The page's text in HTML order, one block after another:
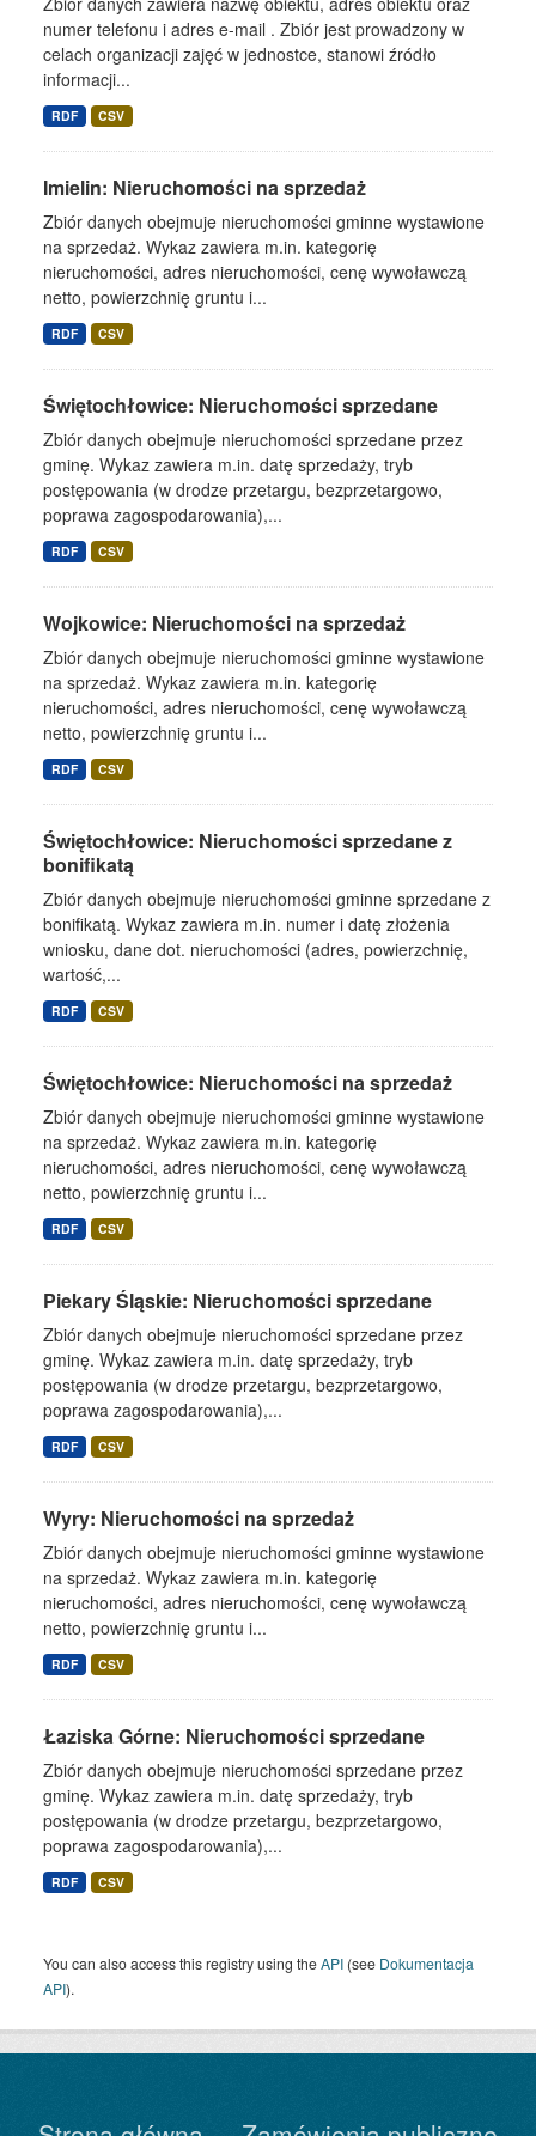
numer telefonu i adres e-mail . Zbiór jest prowadzony w
celach organizacji zajęć w jednostce, stanowi źródło
informacji...
RDF CSV
Imielin: Nieruchomości na sprzedaż
Zbiór danych obejmuje nieruchomości gminne wystawione
na sprzedaż. Wykaz zawiera m.in. kategorię
nieruchomości, adres nieruchomości, cenę wywoławczą
netto, powierzchnię gruntu i...
RDF CSV
Świętochłowice: Nieruchomości sprzedane
Zbiór danych obejmuje nieruchomości sprzedane przez
gminę. Wykaz zawiera m.in. datę sprzedaży, tryb
postępowania (w drodze przetargu, bezprzetargowo,
poprawa zagospodarowania),...
RDF CSV
Wojkowice: Nieruchomości na sprzedaż
Zbiór danych obejmuje nieruchomości gminne wystawione
na sprzedaż. Wykaz zawiera m.in. kategorię
nieruchomości, adres nieruchomości, cenę wywoławczą
netto, powierzchnię gruntu i...
RDF CSV
Świętochłowice: Nieruchomości sprzedane z
bonifikatą
Zbiór danych obejmuje nieruchomości gminne sprzedane z
bonifikatą. Wykaz zawiera m.in. numer i datę złożenia
wniosku, dane dot. nieruchomości (adres, powierzchnię,
wartość,...
RDF CSV
Świętochłowice: Nieruchomości na sprzedaż
Zbiór danych obejmuje nieruchomości gminne wystawione
na sprzedaż. Wykaz zawiera m.in. kategorię
nieruchomości, adres nieruchomości, cenę wywoławczą
netto, powierzchnię gruntu i...
RDF CSV
Piekary Śląskie: Nieruchomości sprzedane
Zbiór danych obejmuje nieruchomości sprzedane przez
gminę. Wykaz zawiera m.in. datę sprzedaży, tryb
postępowania (w drodze przetargu, bezprzetargowo,
poprawa zagospodarowania),...
RDF CSV
Wyry: Nieruchomości na sprzedaż
Zbiór danych obejmuje nieruchomości gminne wystawione
na sprzedaż. Wykaz zawiera m.in. kategorię
nieruchomości, adres nieruchomości, cenę wywoławczą
netto, powierzchnię gruntu i...
RDF CSV
Łaziska Górne: Nieruchomości sprzedane
Zbiór danych obejmuje nieruchomości sprzedane przez
gminę. Wykaz zawiera m.in. datę sprzedaży, tryb
postępowania (w drodze przetargu, bezprzetargowo,
poprawa zagospodarowania),...
RDF CSV
You can also access this registry using theAPI (see Dokumentacja
API).